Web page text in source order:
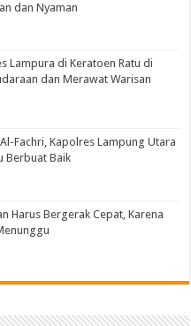
dan Nyaman
Lampura di Keratoen Ratu di
dan Merawat Warisan
Fachri, Kapolres Lampung Utara
Berbuat Baik
Harus Bergerak Cepat, Karena